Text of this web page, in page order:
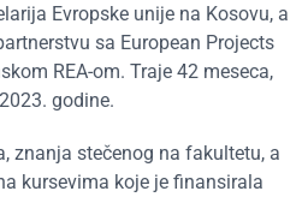
Evropske unije na Kosovu, a
sa European Projects
REA-om. Traje 42 meseca,
godine.
znanja stečenog na fakultetu, a
kursevima koje je finansirala